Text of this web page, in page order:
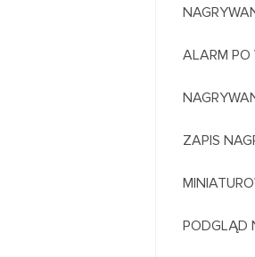
ALARM PO
ZAPIS
PODGLĄD